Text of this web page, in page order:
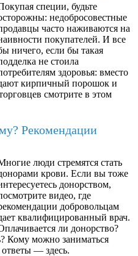
специи, будьте
недобросовестные
часто наживаются на
покупателей. И все
ничего, если бы такая
не стоила
здоровья: вместо
кирпичный порошок и
смотрите в этом
Рекомендации
люди стремятся стать
крови. Если вы тоже
донорством,
видео, где
добровольцам
квалифицированный врач.
ли донорство?
Кому можно заниматься
ответы — здесь.